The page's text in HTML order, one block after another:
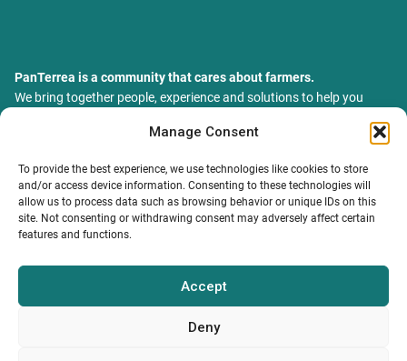
Manage Consent
To provide the best experience, we use technologies like cookies to store
and/or access device information. Consenting to these technologies will
allow us to process data such as browsing behavior or unique IDs on this
site. Not consenting or withdrawing consent may adversely affect certain
features and functions.
Accept
Deny
PanTerrea is a community that cares about farmers.
We bring together people, experience and solutions to help you
76018, Україна, Івано-Франківський р-н, Івано-Франківська
обл., місто Івано-Франківськ, вулиця Сахарова Академіка,
будинок 23
Catalog
INFORMATION.
Terms and conditions
Privacy policy
info@panterrea.com